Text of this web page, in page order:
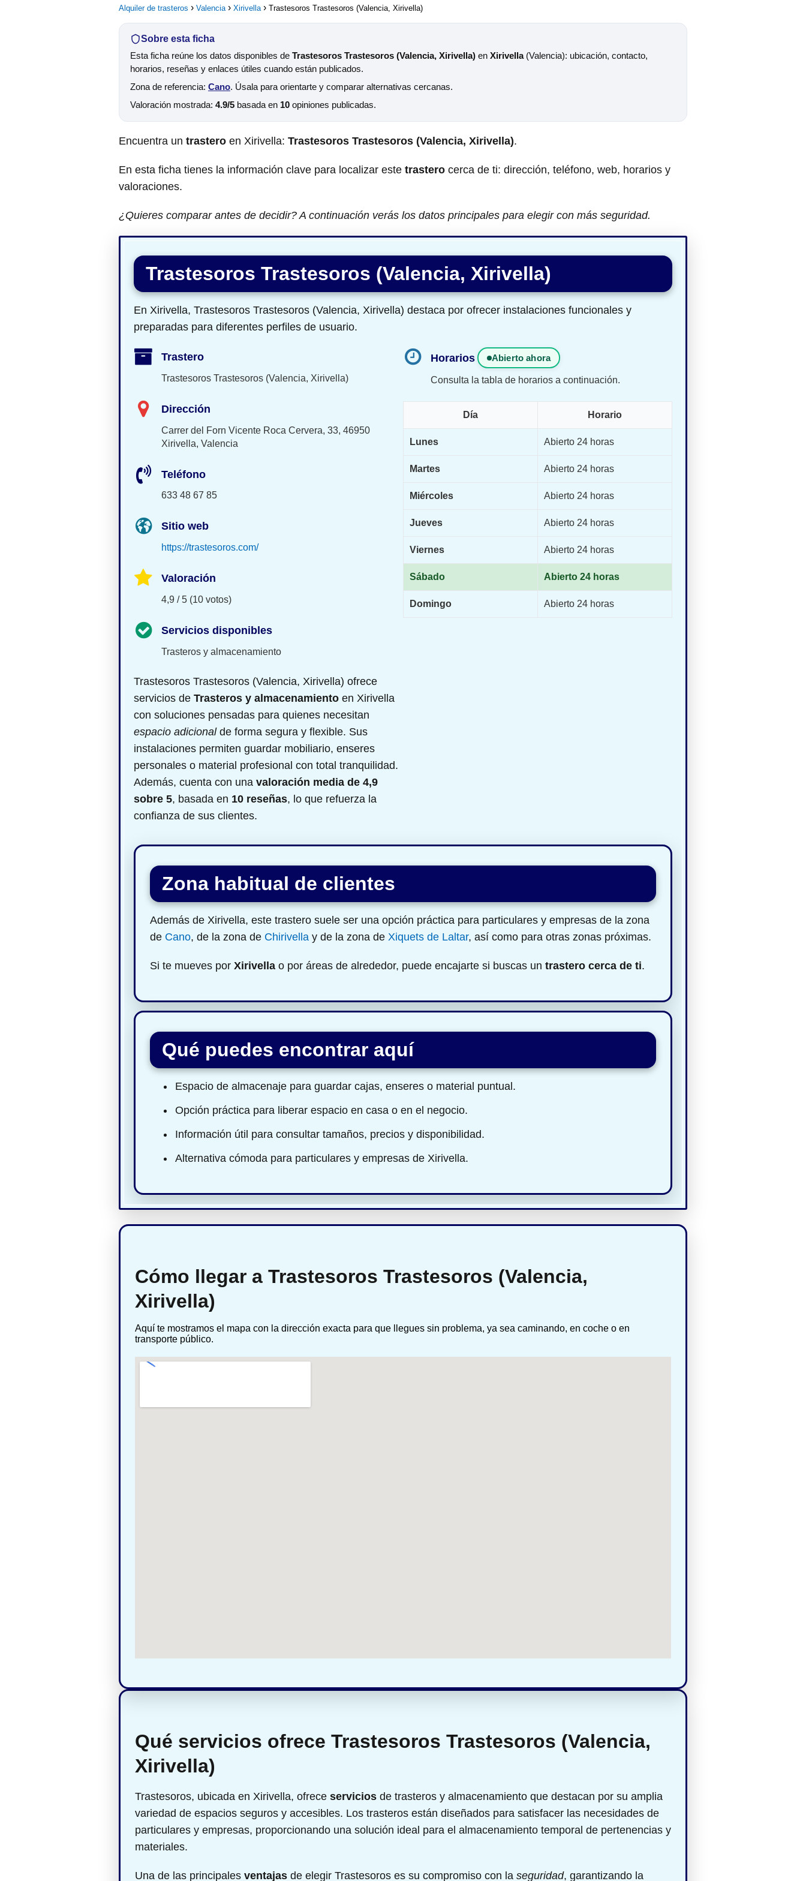
Alquiler de trasteros Valencia Xirivella Trastesoros Trastesoros (Valencia, Xirivella)
Sobre esta ficha
Esta ficha reúne los datos disponibles de Trastesoros Trastesoros (Valencia, Xirivella) en Xirivella(Valencia): ubicación, contacto,
horarios, reseñas y enlaces útiles cuando están publicados.
Zona de referencia: Cano. Úsala para orientarte y comparar alternativas cercanas.
Valoración mostrada: 4.9/5 basada en 10 opiniones publicadas.
Encuentra un trastero en Xirivella: Trastesoros Trastesoros (Valencia, Xirivella).
En esta ficha tienes la información clave para localizar este trastero cerca de ti: dirección, teléfono, web, horarios y
valoraciones.
¿Quieres comparar antes de decidir? A continuación verás los datos principales para elegir con más seguridad.
Trastesoros Trastesoros (Valencia, Xirivella)
En Xirivella, Trastesoros Trastesoros (Valencia, Xirivella) destaca por ofrecer instalaciones funcionales y
preparadas para diferentes perfiles de usuario.
Trastero
Trastesoros Trastesoros (Valencia, Xirivella)
Dirección
Carrer del Forn Vicente Roca Cervera, 33, 46950
Xirivella, Valencia
Teléfono
633 48 67 85
Sitio web
https://trastesoros.com/
Valoración
4,9 / 5 (10 votos)
Servicios disponibles
Trasteros y almacenamiento
Trastesoros Trastesoros (Valencia, Xirivella) ofrece
servicios de Trasteros y almacenamiento en Xirivella
con soluciones pensadas para quienes necesitan
espacio adicionalde forma segura y flexible. Sus
instalaciones permiten guardar mobiliario, enseres
personales o material profesional con total tranquilidad.
Además, cuenta con una valoración media de 4,9
sobre 5, basada en 10 reseñas, lo que refuerza la
confianza de sus clientes.
Horarios Abierto ahora
Consulta la tabla de horarios a continuación.
Día Horario
Lunes Abierto 24 horas
Martes Abierto 24 horas
Miércoles Abierto 24 horas
Jueves Abierto 24 horas
Viernes Abierto 24 horas
Sábado Abierto 24 horas
Domingo Abierto 24 horas
Zona habitual de clientes
Además de Xirivella, este trastero suele ser una opción práctica para particulares y empresas de la zona
de Cano, de la zona de Chirivella y de la zona de Xiquets de Laltar, así como para otras zonas próximas.
Si te mueves por Xirivella o por áreas de alrededor, puede encajarte si buscas un trastero cerca de ti.
Qué puedes encontrar aquí
Espacio de almacenaje para guardar cajas, enseres o material puntual.
Opción práctica para liberar espacio en casa o en el negocio.
Información útil para consultar tamaños, precios y disponibilidad.
Alternativa cómoda para particulares y empresas de Xirivella.
Cómo llegar a Trastesoros Trastesoros (Valencia,
Xirivella)
Aquí te mostramos el mapa con la dirección exacta para que llegues sin problema, ya sea caminando, en coche o en
transporte público.
Qué servicios ofrece Trastesoros Trastesoros (Valencia,
Xirivella)
Trastesoros, ubicada en Xirivella, ofrece servicios de trasteros y almacenamiento que destacan por su amplia
variedad de espacios seguros y accesibles. Los trasteros están diseñados para satisfacer las necesidades de
particulares y empresas, proporcionando una solución ideal para el almacenamiento temporal de pertenencias y
materiales.
Una de las principales ventajas de elegir Trastesoros es su compromiso con la seguridad, garantizando la